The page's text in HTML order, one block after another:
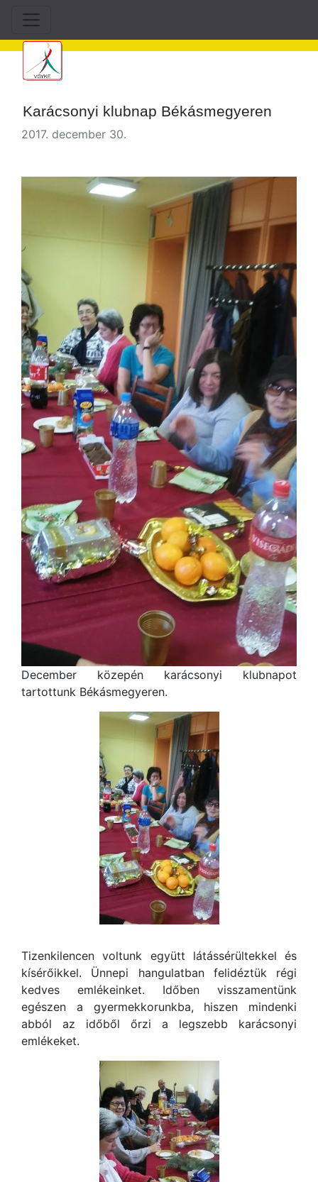
Karácsonyi klubnap Békásmegyeren
2017. december 30.
December közepén karácsonyi klubnapot
tartottunk Békásmegyeren.
Tizenkilencen voltunk együtt látássérültekkel és
kísérőikkel. Ünnepi hangulatban felidéztük régi
kedves emlékeinket. Időben visszamentünk
egészen a gyermekkorunkba, hiszen mindenki
abból az időből őrzi a legszebb karácsonyi
emlékeket.